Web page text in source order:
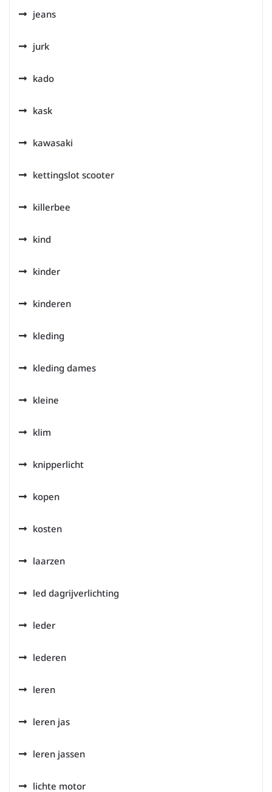
jeans
jurk
kado
kask
kawasaki
kettingslot scooter
killerbee
kind
kinder
kinderen
kleding
kleding dames
kleine
klim
knipperlicht
kopen
kosten
laarzen
led dagrijverlichting
leder
lederen
leren
leren jas
leren jassen
lichte motor